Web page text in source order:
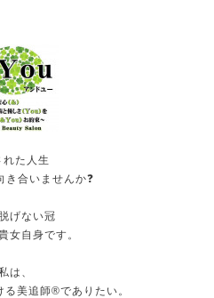
れた人生
き合いませんか❓
げない冠
女自身です。
は、
美追師®️でありたい。